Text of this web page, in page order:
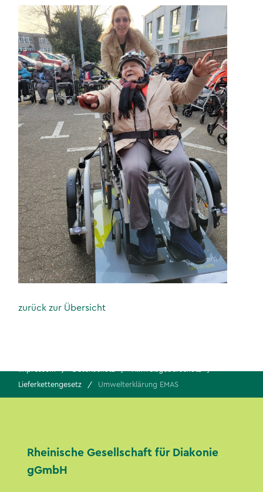
zurück zur Übersicht
Lieferkettengesetz Umwelterklärung EMAS
Rheinische Gesellschaft für Diakonie
gGmbH